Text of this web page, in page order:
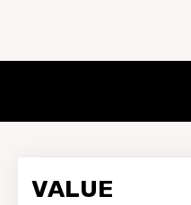
VALUE